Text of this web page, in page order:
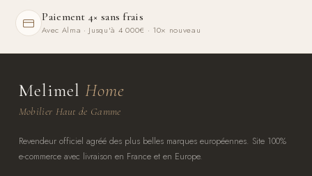
Paiement 4× sans frais
Avec Alma · Jusqu'à 4 000€ · 10× nouveau
Melimel Home
Mobilier Haut de Gamme
Revendeur officiel agréé des plus belles marques européennes. Site 100%
e-commerce avec livraison en France et en Europe.